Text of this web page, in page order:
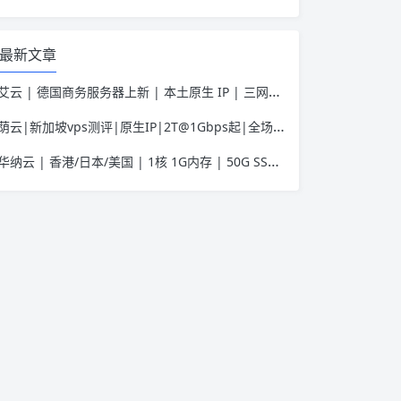
最新文章
云 | 德国商务服务器上新 | 本土原生 IP | 三网优化助力Tiktok业务 | 50 HKD/月起
云|新加坡vps测评|原生IP|2T@1Gbps起|全场7折|月付$7起|解锁新加坡流媒体|移动直连
纳云 | 香港/日本/美国 | 1核 1G内存 | 50G SSD | 不限流量 | 首月19.9元起